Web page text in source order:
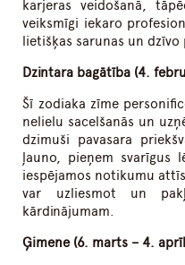
karjeras veidošanā,
veiksmīgi iekaro
lietišķas sarunas un
Dzintara bagātība (4.
Šī zodiaka zīme
nelielu sacelšanās un
dzimuši pavasara
ļauno, pieņem svarīgus
iespējamos notikumu
var uzliesmot un
kārdinājumam.
Ģimene (6. marts – 4.